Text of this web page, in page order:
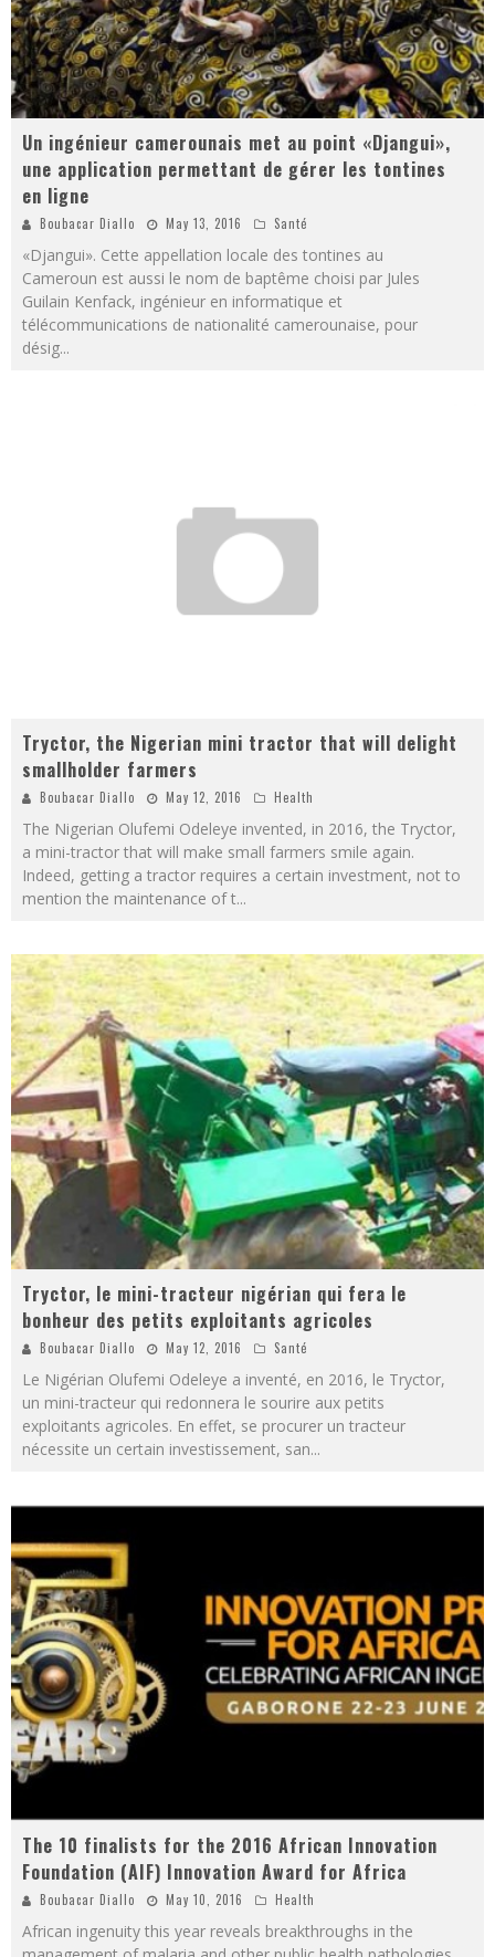
Un ingénieur camerounais met au point «Djangui»,
une application permettant de gérer les tontines
en ligne
Boubacar Diallo May 13, 2016 Santé
«Djangui». Cette appellation locale des tontines au
Cameroun est aussi le nom de baptême choisi par Jules
Guilain Kenfack, ingénieur en informatique et
télécommunications de nationalité camerounaise, pour
désig...
Tryctor, the Nigerian mini tractor that will delight
smallholder farmers
Boubacar Diallo May 12, 2016 Health
The Nigerian Olufemi Odeleye invented, in 2016, the Tryctor,
a mini-tractor that will make small farmers smile again.
Indeed, getting a tractor requires a certain investment, not to
mention the maintenance of t...
Tryctor, le mini-tracteur nigérian qui fera le
bonheur des petits exploitants agricoles
Boubacar Diallo May 12, 2016 Santé
Le Nigérian Olufemi Odeleye a inventé, en 2016, le Tryctor,
un mini-tracteur qui redonnera le sourire aux petits
exploitants agricoles. En effet, se procurer un tracteur
nécessite un certain investissement, san...
The 10 finalists for the 2016 African Innovation
Foundation (AIF) Innovation Award for Africa
Boubacar Diallo May 10, 2016 Health
African ingenuity this year reveals breakthroughs in the